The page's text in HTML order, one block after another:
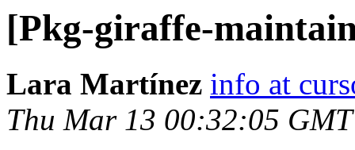
[Pkg-giraffe-
Lara Martínez info at
Thu Mar 13 00:32:05